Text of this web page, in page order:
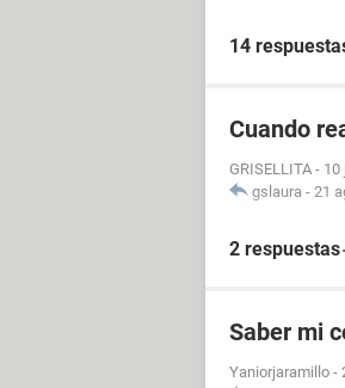
14
Cuando
GRISELLITA - 10
gslaura - 21
2 respuestas
Saber mi
Yaniorjaramillo -